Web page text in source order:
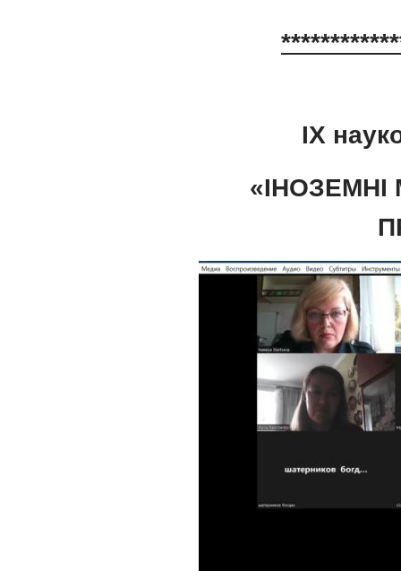
ІХ